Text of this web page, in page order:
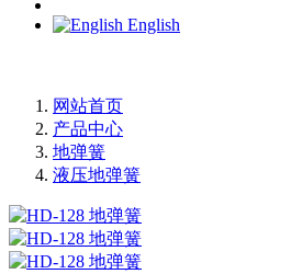
English
网站首页
产品中心
地弹簧
液压地弹簧